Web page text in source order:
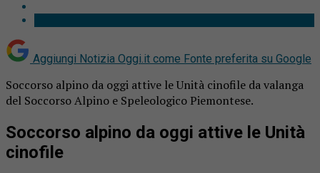
Aggiungi Notizia Oggi.it come Fonte preferita su Google
Soccorso alpino da oggi attive le Unità cinofile da valanga
del Soccorso Alpino e Speleologico Piemontese.
Soccorso alpino da oggi attive le Unità
cinofile